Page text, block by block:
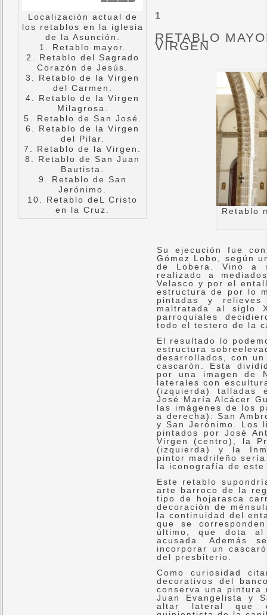
Localización actual de
los retablos en la iglesia
de la Asunción.
1. Retablo mayor.
2. Retablo del Sagrado
Corazón de Jesús.
3. Retablo de la Virgen
del Carmen.
4. Retablo de la Virgen
Milagrosa.
5. Retablo de San José.
6. Retablo de la Virgen
del Pilar.
7. Retablo de la Virgen.
8. Retablo de San Juan
Bautista.
9. Retablo de San
Jerónimo.
10. Retablo deL Cristo
en la Cruz.
1
RETABLO
VIRGEN
Retablo
Su ejecución fue
Gómez Lobo, según
de Lobera. Vino a
realizado a
Velasco y por el
estructura de por lo
pintadas y
maltratada al siglo
parroquiales
todo el testero de la
El resultado lo
estructura
desarrollados, con
cascarón. Esta
por una imagen de
laterales con
(izquierda) talladas
José María Alcácer
las imágenes de los
a derecha): San
y San Jerónimo. Los
pintados por José
Virgen (centro), la
(izquierda) y la
pintor madrileño
la iconografía de
Este retablo
arte barroco de la
tipo de hojarasca
decoración de
la continuidad del
que se
último, que dota al
acusada. Además
incorporar un
del presbiterio.
Como curiosidad
decorativos del
conserva una pintura
Juan Evangelista y
altar lateral que